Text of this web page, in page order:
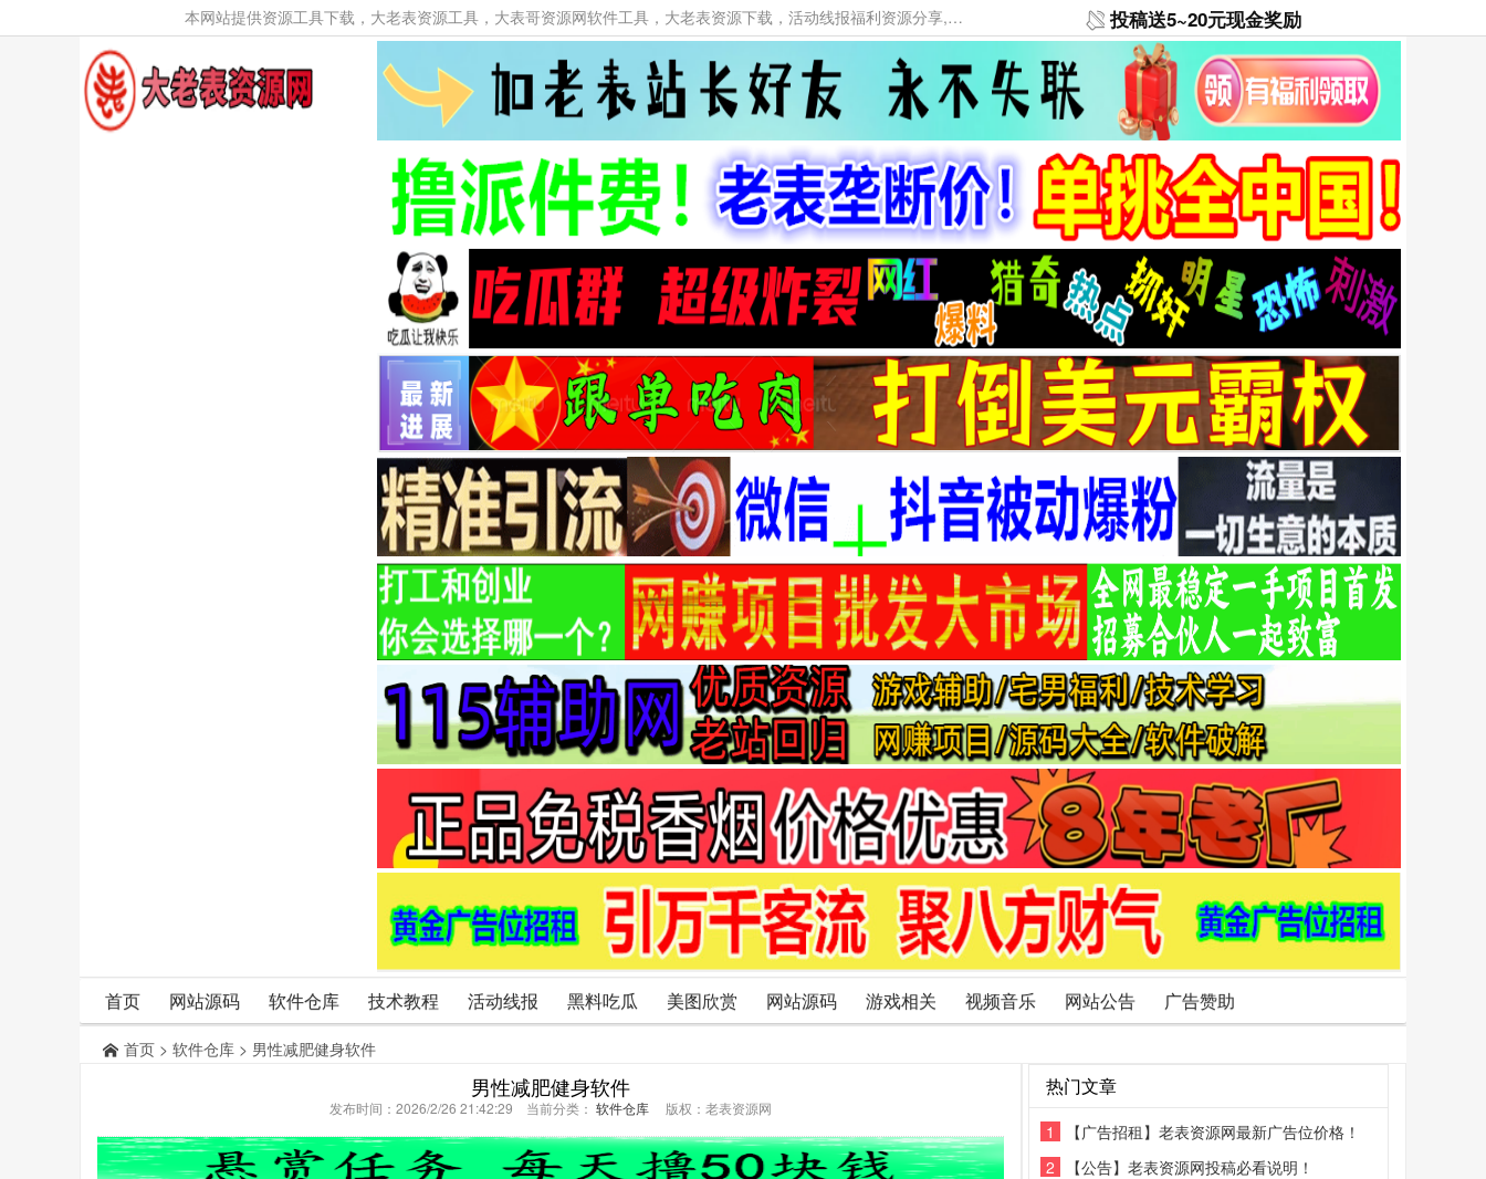
本网站提供资源工具下载，大老表资源工具，大表哥资源网软件工具，大老表资源下载，活动线报福利资源分享,活动线报，大型网游经典游戏，网络热门技术游戏辅助交流与分享。 投稿送5~20元现金奖励
首页 网站源码 软件仓库 技术教程 活动线报 黑料吃瓜 美图欣赏 网站源码 游戏相关 视频音乐 网站公告 广告赞助
首页 > 软件仓库 > 男性减肥健身软件
男性减肥健身软件
发布时间：2026/2/26 21:42:29 当前分类： 软件仓库 版权：老表资源网
热门文章
1
【广告招租】老表资源网最新广告位价格！
2
【公告】老表资源网投稿必看说明！